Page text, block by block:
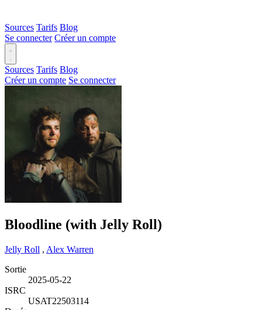
Sources Tarifs Blog
Se connecter Créer un compte
Sources Tarifs Blog
Créer un compte Se connecter
Bloodline (with Jelly Roll)
Jelly Roll , Alex Warren
Sortie
2025-05-22
ISRC
USAT22503114